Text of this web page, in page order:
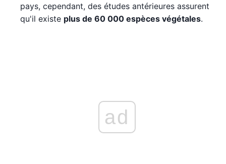
pays, cependant, des études antérieures assurent
qu'il existe plus de 60 000 espèces végétales.
ad